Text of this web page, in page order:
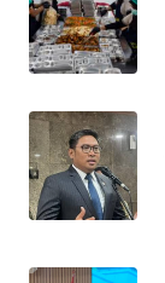
KONTAK
KAMI
INFO
IKLAN
TENTANG